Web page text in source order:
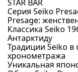
STAR BAR
Серия Seiko
Presage:
Классика Seiko
Антарктиду
Традиции Seiko в
хронометража
Уникальная